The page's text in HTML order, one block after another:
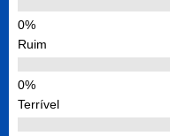
Ruim
Terrível